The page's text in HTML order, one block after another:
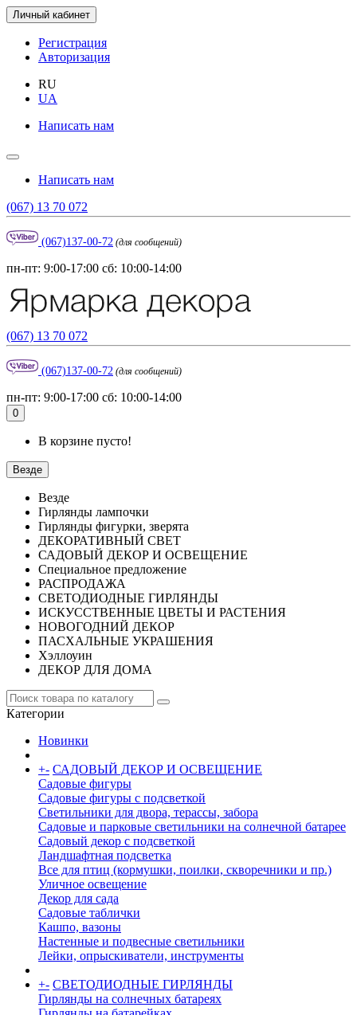
Личный кабинет
Регистрация
Авторизация
RU
UA
Написать нам
Написать нам
(067) 13 70 072
(067)137-00-72 (для сообщений)
пн-пт: 9:00-17:00 сб: 10:00-14:00
(067) 13 70 072
(067)137-00-72 (для сообщений)
пн-пт: 9:00-17:00 сб: 10:00-14:00
0
В корзине пусто!
Везде
Везде
Гирлянды лампочки
Гирлянды фигурки, зверята
ДЕКОРАТИВНЫЙ СВЕТ
САДОВЫЙ ДЕКОР И ОСВЕЩЕНИЕ
Специальное предложение
РАСПРОДАЖА
СВЕТОДИОДНЫЕ ГИРЛЯНДЫ
ИСКУССТВЕННЫЕ ЦВЕТЫ И РАСТЕНИЯ
НОВОГОДНИЙ ДЕКОР
ПАСХАЛЬНЫЕ УКРАШЕНИЯ
Хэллоуин
ДЕКОР ДЛЯ ДОМА
Категории
Новинки
+- САДОВЫЙ ДЕКОР И ОСВЕЩЕНИЕ
Садовые фигуры
Садовые фигуры с подсветкой
Светильники для двора, терассы, забора
Садовые и парковые светильники на солнечной батарее
Садовый декор с подсветкой
Ландшафтная подсветка
Все для птиц (кормушки, поилки, скворечники и пр.)
Уличное освещение
Декор для сада
Садовые таблички
Кашпо, вазоны
Настенные и подвесные светильники
Лейки, опрыскиватели, инструменты
+- СВЕТОДИОДНЫЕ ГИРЛЯНДЫ
Гирлянды на солнечных батареях